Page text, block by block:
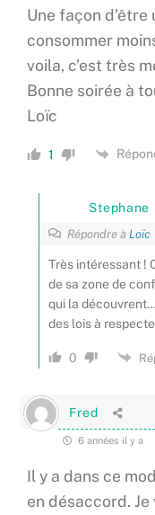
Une façon
consommer
voila, c’est très
Bonne soirée à
Loïc
1
Stephane
Répondre à Loïc
Très intéressant !
de sa zone de
qui la
des lois à
0
Fred
6 années il y a
Il y a dans ce
en désaccord. Je